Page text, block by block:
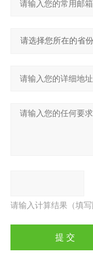
请输入计算结果（填